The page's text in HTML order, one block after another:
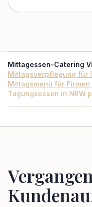
Mittagessen-Catering
Mittagsverpflegung für
Mittagsmenü für
Tagungsessen in NRW